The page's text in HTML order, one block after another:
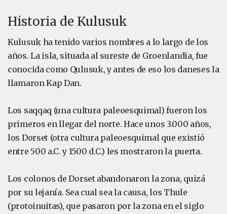
Historia de Kulusuk
Kulusuk ha tenido varios nombres a lo largo de los
años. La isla, situada al sureste de Groenlandia, fue
conocida como Qulusuk, y antes de eso los daneses la
llamaron Kap Dan.
Los saqqaq (una cultura paleoesquimal) fueron los
primeros en llegar del norte. Hace unos 3.000 años,
los Dorset (otra cultura paleoesquimal que existió
entre 500 a.C. y 1500 d.C.) les mostraron la puerta.
Los colonos de Dorset abandonaron la zona, quizá
por su lejanía. Sea cual sea la causa, los Thule
(protoinuitas), que pasaron por la zona en el siglo